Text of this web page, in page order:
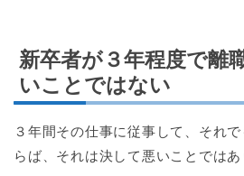
新卒者が３年程度で離
いことではない
３年間その仕事に従事して、それ
らば、それは決して悪いことではあ